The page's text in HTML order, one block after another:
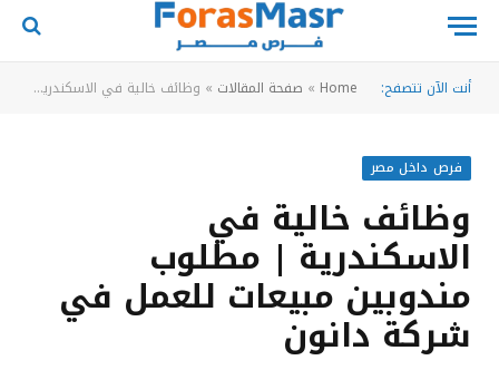
أنت الآن تتصفح: Home
» صفحة المقالات » وظائف خالية في الاسكندرية | مطلوب مندوبين مبيعات للعمل في شركة دانون
فرص داخل مصر
وظائف خالية في
الاسكندرية | مطلوب
مندوبين مبيعات للعمل في
شركة دانون